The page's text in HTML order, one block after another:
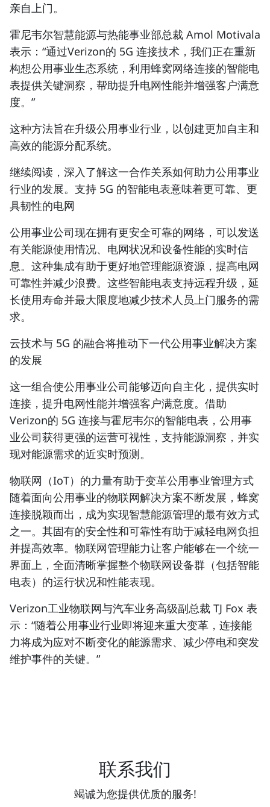
亲自上门。
霍尼韦尔智慧能源与热能事业部总裁 Amol Motivala
表示：“通过Verizon的 5G 连接技术，我们正在重新
构想公用事业生态系统，利用蜂窝网络连接的智能电
表提供关键洞察，帮助提升电网性能并增强客户满意
度。 ”
这种方法旨在升级公用事业行业，以创建更加自主和
高效的能源分配系统。
继续阅读，深入了解这一合作关系如何助力公用事业
行业的发展。支持 5G 的智能电表意味着更可靠、更
具韧性的电网
公用事业公司现在拥有更安全可靠的网络，可以发送
有关能源使用情况、电网状况和设备性能的实时信
息。这种集成有助于更好地管理能源资源，提高电网
可靠性并减少浪费。这些智能电表支持远程升级，延
长使用寿命并最大限度地减少技术人员上门服务的需
求。
云技术与 5G 的融合将推动下一代公用事业解决方案
的发展
这一组合使公用事业公司能够迈向自主化，提供实时
连接，提升电网性能并增强客户满意度。 借助
Verizon的 5G 连接与霍尼韦尔的智能电表 ，公用事
业公司获得更强的运营可视性，支持能源洞察， 并实
现对能源需求的近实时预测。
物联网（IoT）的力量有助于变革公用事业管理方式
随着面向公用事业的物联网解决方案不断发展，蜂窝
连接脱颖而出，成为实现智慧能源管理的最有效方式
之一。其固有的安全性和可靠性有助于减轻电网负担
并提高效率。物联网管理能力让客户能够在一个统一
界面上，全面清晰掌握整个物联网设备群（包括智能
电表）的运行状况和性能表现。
Verizon工业物联网与汽车业务高级副总裁 TJ Fox 表
示：“随着公用事业行业即将迎来重大变革，连接能
力将成为应对不断变化的能源需求、减少停电和突发
维护事件的关键。”
联系我们
竭诚为您提供优质的服务!